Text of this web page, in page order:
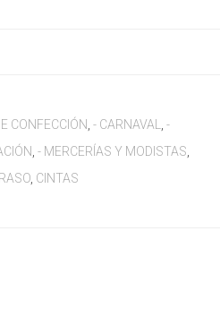
CONFECCIÓN ,- CARNAVAL ,-
- MERCERÍAS Y MODISTAS
, CINTAS